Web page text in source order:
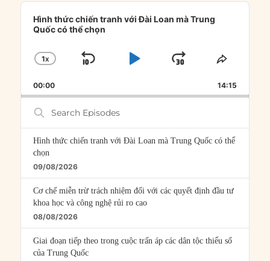
Audio
Player
Hình thức chiến tranh với Đài Loan mà Trung
Quốc có thể chọn
CHANGE
RATE
1X
SKIP
PLAYJUMP
FORWARD
SHARE
00:00 14:15
Search
Episodes
Hình thức chiến tranh với Đài Loan mà Trung Quốc có thể
chọn
09/08/2026
Cơ chế miễn trừ trách nhiệm đối với các quyết định đầu tư
khoa học và công nghệ rủi ro cao
08/08/2026
Giai đoạn tiếp theo trong cuộc trấn áp các dân tộc thiểu số
của Trung Quốc